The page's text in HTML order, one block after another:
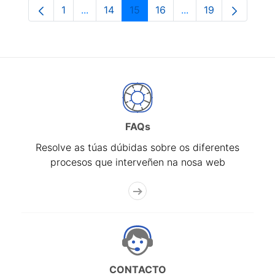
Páxina
1 ...Páxinas intermedias Use pestaña para
Páxina
14 Páxina
15 Páxina
16 ...PáxinasPáxina
19
FAQs
Resolve as túas dúbidas sobre os diferentes
procesos que interveñen na nosa web
CONTACTO